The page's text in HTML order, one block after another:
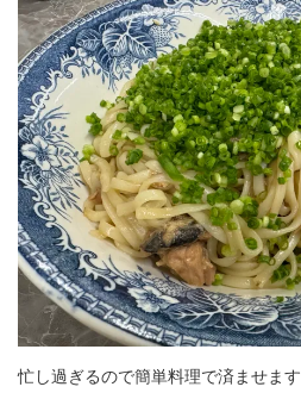
忙し過ぎるので簡単料理で済ませます